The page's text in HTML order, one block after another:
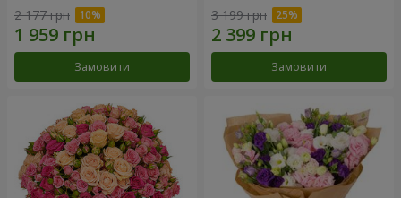
2 177 грн
Замовити
3 199 грн
Замовити